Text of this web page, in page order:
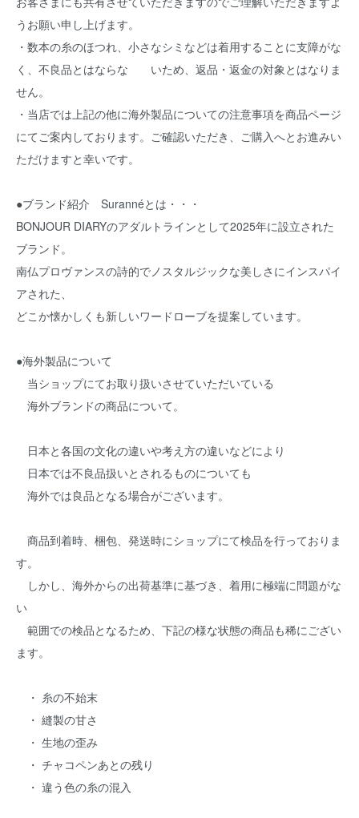
うお願い申し上げます。
・数本の糸のほつれ、小さなシミなどは着用することに支障がな
く、不良品とはならな いため、返品・返金の対象とはなりま
せん。
・当店では上記の他に海外製品についての注意事項を商品ページ
にてご案内しております。ご確認いただき、ご購入へとお進みい
ただけますと幸いです。
●ブランド紹介 Surannéとは・・・
BONJOUR DIARYのアダルトラインとして2025年に設立された
ブランド。
南仏プロヴァンスの詩的でノスタルジックな美しさにインスパイ
アされた、
どこか懐かしくも新しいワードローブを提案しています。
●海外製品について
当ショップにてお取り扱いさせていただいている
海外ブランドの商品について。
日本と各国の文化の違いや考え方の違いなどにより
日本では不良品扱いとされるものについても
海外では良品となる場合がございます。
商品到着時、梱包、発送時にショップにて検品を行っておりま
す。
しかし、海外からの出荷基準に基づき、着用に極端に問題がな
い
範囲での検品となるため、下記の様な状態の商品も稀にござい
ます。
・ 糸の不始末
・ 縫製の甘さ
・ 生地の歪み
・ チャコペンあとの残り
・ 違う色の糸の混入